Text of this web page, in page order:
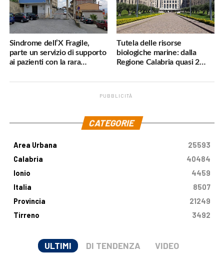
Sindrome dell’X Fragile,
parte un servizio di supporto
ai pazienti con la rara
Tutela delle risorse
biologiche marine: dalla
Regione Calabria quasi 2
PUBBLICITÀ
CATEGORIE
Area Urbana
25593
Calabria
40484
Ionio
4459
Italia
8507
Provincia
21249
Tirreno
3492
ULTIMI DI TENDENZA VIDEO